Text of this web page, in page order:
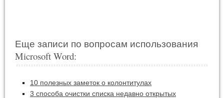
Еще записи по вопросам использования
Microsoft Word:
10 полезных заметок о колонтитулах
3 способа очистки списка недавно открытых